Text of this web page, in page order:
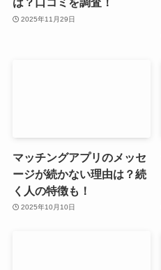
2025年11月29日
マッチングアプリのメッセ
ージが続かない理由は？続
く人の特徴も！
2025年10月10日